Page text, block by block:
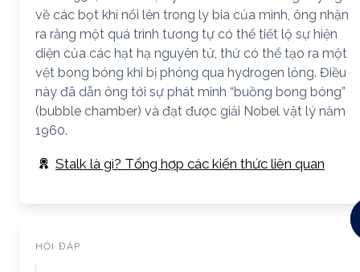
về các bọt khí nổi lên trong ly bia của mình, ông nhận
ra rằng một quá trình tương tự có thể tiết lộ sự hiện
diện của các hạt hạ nguyên tử, thứ có thể tạo ra một
vệt bong bóng khi bị phóng qua hydrogen lỏng. Điều
này đã dẫn ông tới sự phát minh “buồng bong bóng”
(bubble chamber) và đạt được giải Nobel vật lý năm
1960.
Stalk là gì? Tổng hợp các kiến thức liên quan
HỎI ĐÁP